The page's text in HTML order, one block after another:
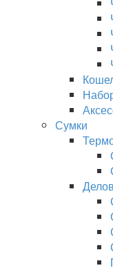
Сумки